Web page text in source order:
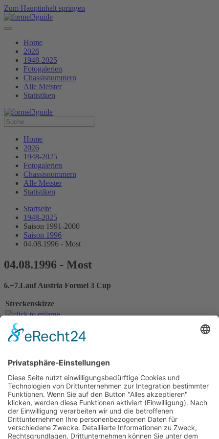
Zum Hauptinhalt springen
Home
2026
1948-2025
Fotogalerien
Chassisnummern
Alle Meister
Statistiken
Home
2026
1948-2025
Fotogalerien
Chassisnummern
Alle Meister
Statistiken
Startseite
1948-2025
Saison 1991-2000
Saison 1996
04.08.1996 - Most
04.08.1996 - Most
6.+7.Lauf Austria Formel 3 Cup
Streckenskizze
Ergebnis Zeittraining 1+2
Startaufstellung Rennen 1
Ergebnis Rennen 1
Nennungsliste Rennen 2
Startaufstellung Rennen 2